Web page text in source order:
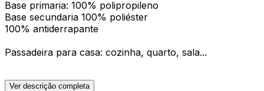
Base primaria: 100% polipropileno
Base secundaria 100% poliéster
100% antiderrapante
Passadeira para casa: cozinha, quarto, sala...
Ver descrição completa